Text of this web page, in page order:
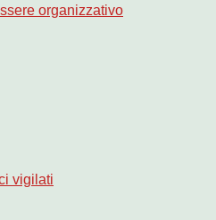
organizzativo
vigilati